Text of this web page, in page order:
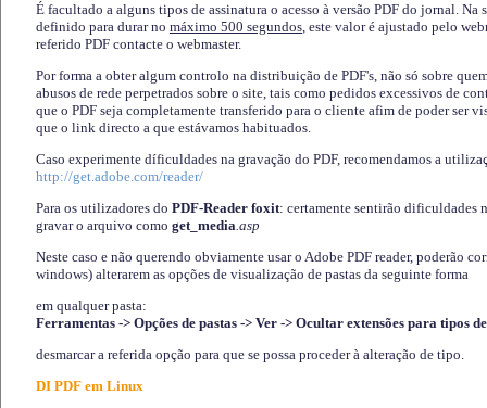
É facultado a alguns tipos de assinatura o acesso à versão PDF do jornal. Na
definido para durar no máximo 500 segundos, este valor é ajustado pelo
referido PDF contacte o webmaster.
Por forma a obter algum controlo na distribuição de PDF's, não só sobre
abusos de rede perpetrados sobre o site, tais como pedidos excessivos de
que o PDF seja completamente transferido para o cliente afim de poder ser
que o link directo a que estávamos habituados.
Caso experimente díficuldades na gravação do PDF, recomendamos a
http://get.adobe.com/reader/
Para os utilizadores do PDF-Reader foxit: certamente sentirão dificuldades
gravar o arquivo como get_media.asp
Neste caso e não querendo obviamente usar o Adobe PDF reader, poderão
windows) alterarem as opções de visualização de pastas da seguinte forma
em qualquer pasta:
Ferramentas -> Opções de pastas -> Ver -> Ocultar extensões para tipos
desmarcar a referida opção para que se possa proceder à alteração de tipo.
DI PDF em Linux